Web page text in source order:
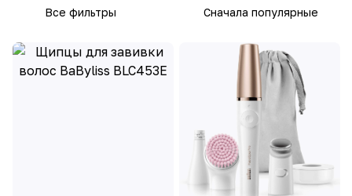
Все фильтры Сначала популярные